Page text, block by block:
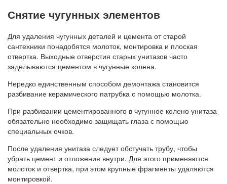
Снятие чугунных элементов
Для удаления чугунных деталей и цемента от старой
сантехники понадобятся молоток, монтировка и плоская
отвертка. Выходные отверстия старых унитазов часто
заделываются цементом в чугунные колена.
Нередко единственным способом демонтажа становится
разбивание керамического патрубка с помощью молотка.
При разбивании цементированного в чугунное колено унитаза
обязательно необходимо защищать глаза с помощью
специальных очков.
После удаления унитаза следует обстучать трубу, чтобы
убрать цемент и отложения внутри. Для этого применяются
молоток и отвертка, при этом крупные фрагменты удаляются
монтировкой.